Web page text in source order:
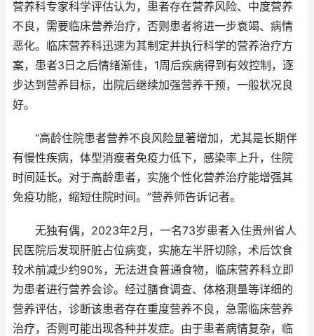
营养科专家科学评估认为，患者存在营养风险、中度营养
不良，需要临床营养治疗，否则患者将进一步衰竭、病情
恶化。临床营养科迅速为其制定并执行科学的营养治疗方
案，患者3日之后情绪渐佳，1周后疾病得到有效控制，逐
步达到营养目标，出院后继续加强营养干预，一般状况良
好。
“高龄住院患者营养不良风险显著增加，尤其是长期伴
有慢性疾病，体型消瘦者免疫力低下，感染率上升，住院
时间延长。对于高龄患者，实施个性化营养治疗能增强其
免疫功能，缩短住院时间。”营养师告诉记者。
无独有偶，2023年2月，一名73岁患者入住贵州省人
民医院后发现肝脏占位病变，实施左半肝切除，术后饮食
较术前减少约90%，无法进食普通食物，临床营养科立即
为患者进行营养会诊。经过膳食调查、体格测量等详细的
营养评估，诊断该患者存在重度营养不良，急需临床营养
治疗，否则可能出现各种并发症。由于患者病情复杂，临